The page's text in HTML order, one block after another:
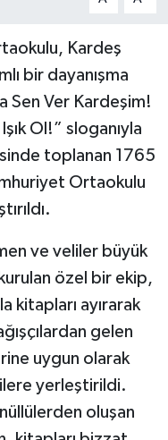
Kardeş
bir dayanışma
Sen Ver Kardeşim!
Ol!” sloganıyla
toplanan 1765
Ortaokulu
ve veliler büyük
özel bir ekip,
kitapları ayırarak
gelen
uygun olarak
yerleştirildi.
oluşan